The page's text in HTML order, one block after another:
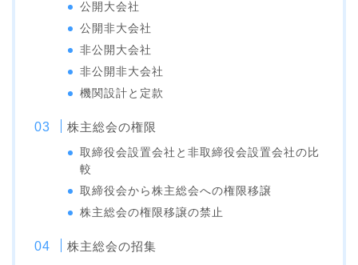
公開大会社
公開非大会社
非公開大会社
非公開非大会社
機関設計と定款
株主総会の権限
取締役会設置会社と非取締役会設置会社の比
較
取締役会から株主総会への権限移譲
株主総会の権限移譲の禁止
株主総会の招集